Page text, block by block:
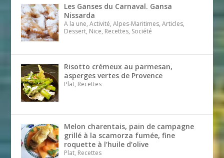
Les Ganses du Carnaval. Gansa
Nissarda
A la une, Activité, Alpes-Maritimes, Articles,
Dessert, Nice, Recettes, Société
Risotto crémeux au parmesan,
asperges vertes de Provence
Plat, Recettes
Melon charentais, pain de campagne
grillé à la scamorza fumée, fine
roquette à l’huile d’olive
Plat, Recettes